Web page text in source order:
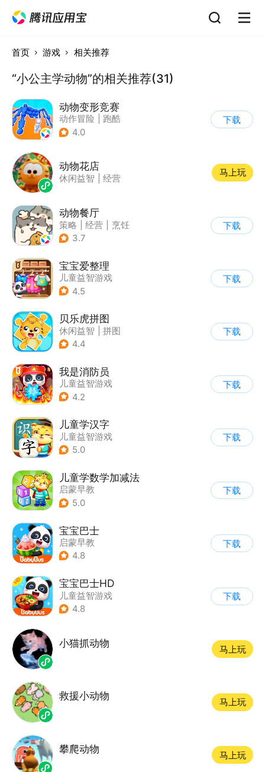
首页 游戏 相关推荐
“小公主学动物”的相关推荐(31)
动物变形竞赛
动作冒险
跑酷
| 匹配对战
4.0
下载
动物花店
休闲益智 经营
马上玩
动物餐厅
策略 经营
烹饪
| 宠物
3.7
下载
宝宝爱整理
儿童益智游戏
| 启蒙早教
4.5
下载
贝乐虎拼图
休闲益智
拼图
| 学习教育
4.4
下载
我是消防员
儿童益智游戏
| 启蒙早教
4.2
下载
儿童学汉字
儿童益智游戏
| 启蒙早教
5.0
下载
儿童学数学加减法
启蒙早教
| 儿童益智游戏
5.0
下载
宝宝巴士
启蒙早教
| 儿童益智游戏
4.8
下载
宝宝巴士HD
儿童益智游戏
| 启蒙早教
4.8
下载
小猫抓动物
马上玩
救援小动物
马上玩
攀爬动物
马上玩